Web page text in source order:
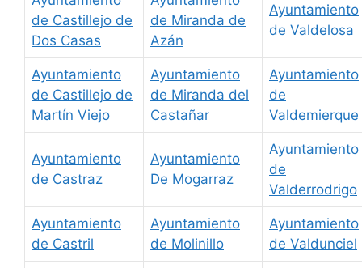
de Castillejo de
Dos Casas
de Miranda de
Azán
Ayuntamiento
de Valdelosa
Ayuntamiento
de Castillejo de
Martín Viejo
Ayuntamiento
de Miranda del
Castañar
Ayuntamiento
de
Valdemierque
Ayuntamiento
de Castraz
Ayuntamiento
De Mogarraz
Ayuntamiento
de
Valderrodrigo
Ayuntamiento
de Castril
Ayuntamiento
de Molinillo
Ayuntamiento
de Valdunciel